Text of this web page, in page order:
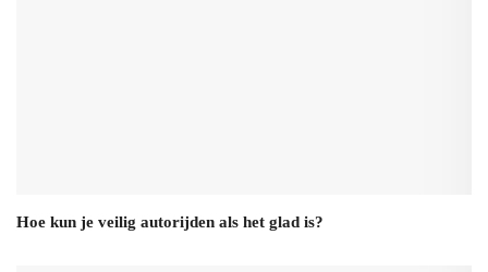
Hoe kun je veilig autorijden als het glad is?